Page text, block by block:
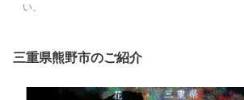
い。
三重県熊野市のご紹介